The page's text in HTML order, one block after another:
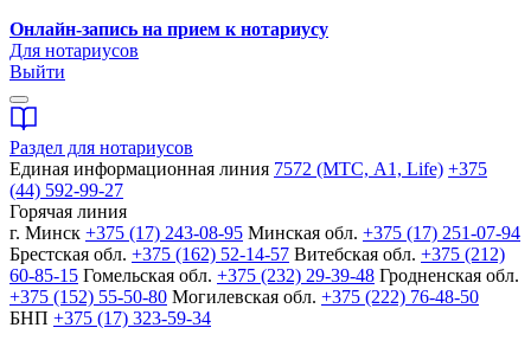
Онлайн-запись на прием к нотариусу
Для нотариусов
Выйти
Раздел для нотариусов
Единая информационная линия 7572 (МТС, A1, Life) +375
(44) 592-99-27
Горячая линия
г. Минск +375 (17) 243-08-95 Минская обл. +375 (17) 251-07-94
Брестская обл. +375 (162) 52-14-57 Витебская обл. +375 (212)
60-85-15 Гомельская обл. +375 (232) 29-39-48 Гродненская обл.
+375 (152) 55-50-80 Могилевская обл. +375 (222) 76-48-50
БНП +375 (17) 323-59-34